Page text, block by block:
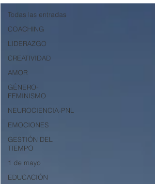
Todas las entradas
COACHING
LIDERAZGO
CREATIVIDAD
AMOR
GÉNERO-
FEMINISMO
NEUROCIENCIA-PNL
EMOCIONES
GESTIÓN DEL
TIEMPO
1 de mayo
EDUCACIÓN